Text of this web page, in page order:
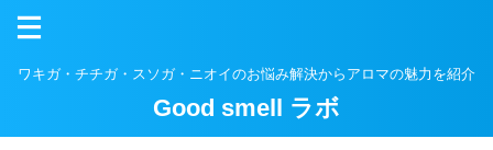
ワキガ・チチガ・スソガ・ニオイのお悩み解決からアロマの魅力を紹介
Good smell ラボ